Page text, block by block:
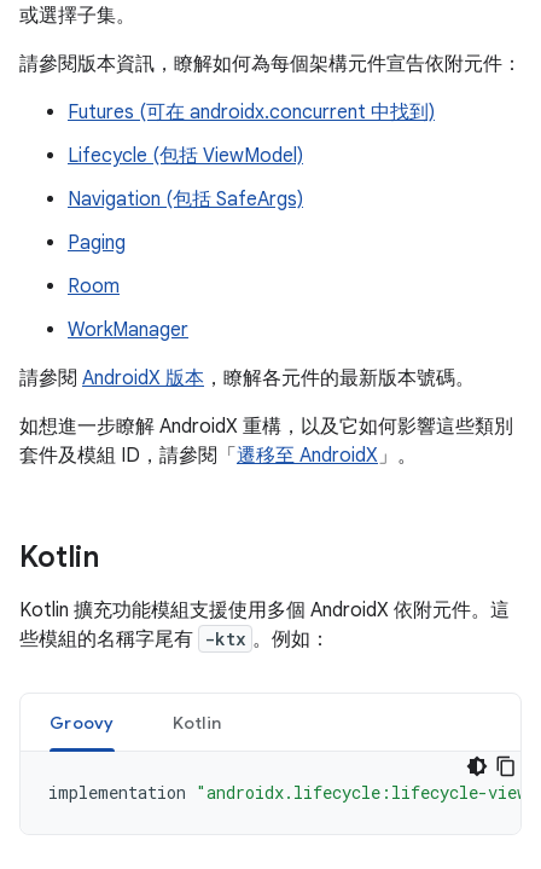
或選擇子集。
請參閱版本資訊，瞭解如何為每個架構元件宣告依附元件：
Futures (可在 androidx.concurrent 中找到)
Lifecycle (包括 ViewModel)
Navigation (包括 SafeArgs)
Paging
Room
WorkManager
請參閱 AndroidX 版本 ，瞭解各元件的最新版本號碼。
如想進一步瞭解 AndroidX 重構，以及它如何影響這些類別
套件及模組 ID，請參閱「 遷移至 AndroidX」。
Kotlin
Kotlin 擴充功能模組支援使用多個 AndroidX 依附元件。這
些模組的名稱字尾有 -ktx 。例如：
Groovy Kotlin
implementation "androidx.lifecycle:lifecycle-